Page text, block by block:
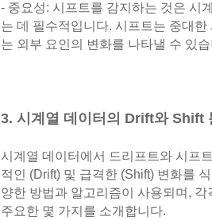
- 중요성: 시프트를 감지하는 것은 시
는 데 필수적입니다. 시프트는 중대
는 외부 요인의 변화를 나타낼 수 있
3. 시계열 데이터의 Drift와 Shift
시계열 데이터에서 드리프트와 시프
적인 (Drift) 및 급격한 (Shift) 변화를
양한 방법과 알고리즘이 사용되며,
주요한 몇 가지를 소개합니다.